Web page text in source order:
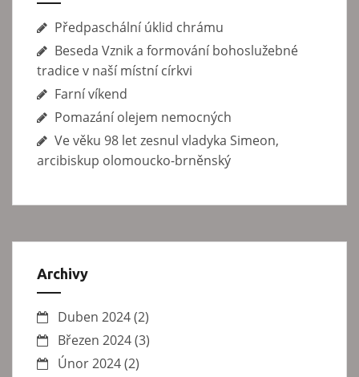
Předpaschální úklid chrámu
Beseda Vznik a formování bohoslužebné
tradice v naší místní církvi
Farní víkend
Pomazání olejem nemocných
Ve věku 98 let zesnul vladyka Simeon,
arcibiskup olomoucko-brněnský
Archivy
Duben 2024(2)
Březen 2024(3)
Únor 2024(2)